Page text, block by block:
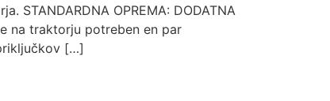
STANDARDNA OPREMA: DODATNA
na traktorju potreben en par
[…]